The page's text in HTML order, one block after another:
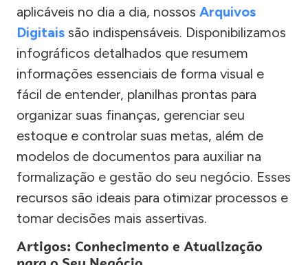
aplicáveis no dia a dia, nossos Arquivos
Digitais são indispensáveis. Disponibilizamos
infográficos detalhados que resumem
informações essenciais de forma visual e
fácil de entender, planilhas prontas para
organizar suas finanças, gerenciar seu
estoque e controlar suas metas, além de
modelos de documentos para auxiliar na
formalização e gestão do seu negócio. Esses
recursos são ideais para otimizar processos e
tomar decisões mais assertivas.
Artigos: Conhecimento e Atualização